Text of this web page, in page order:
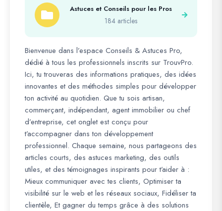
Astuces et Conseils pour les Pros
184 articles
Bienvenue dans l’espace Conseils & Astuces Pro,
dédié à tous les professionnels inscrits sur TrouvPro.
Ici, tu trouveras des informations pratiques, des idées
innovantes et des méthodes simples pour développer
ton activité au quotidien. Que tu sois artisan,
commerçant, indépendant, agent immobilier ou chef
d’entreprise, cet onglet est conçu pour
t’accompagner dans ton développement
professionnel. Chaque semaine, nous partageons des
articles courts, des astuces marketing, des outils
utiles, et des témoignages inspirants pour t’aider à :
Mieux communiquer avec tes clients, Optimiser ta
visibilité sur le web et les réseaux sociaux, Fidéliser ta
clientèle, Et gagner du temps grâce à des solutions